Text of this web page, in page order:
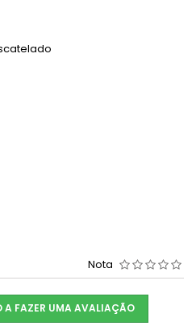
Nota
A FAZER UMA AVALIAÇÃO